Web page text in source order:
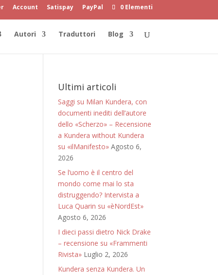
Account Satispay PayPal 0 Elementi
Autori Traduttori Blog
Ultimi articoli
Saggi su Milan Kundera, con
documenti inediti dell’autore
dello «Scherzo» – Recensione
a Kundera without Kundera
su «ilManifesto» Agosto 6,
2026
Se l’uomo è il centro del
mondo come mai lo sta
distruggendo? Intervista a
Luca Quarin su «èNordEst»
Agosto 6, 2026
I dieci passi dietro Nick Drake
– recensione su «Frammenti
Rivista» Luglio 2, 2026
Kundera senza Kundera. Un